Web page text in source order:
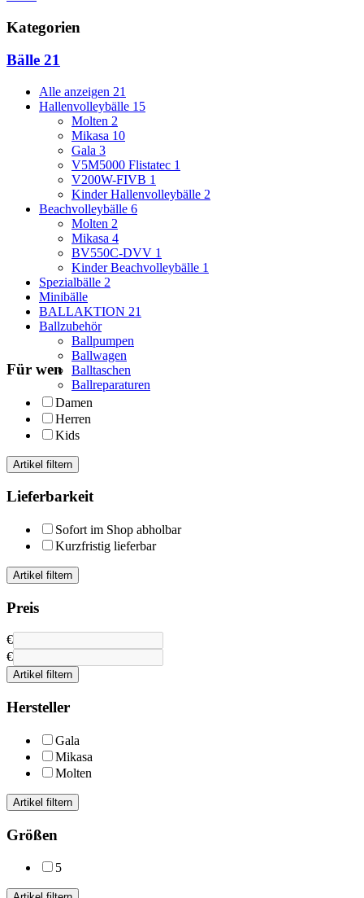
Kategorien
Bälle 21
Alle anzeigen 21
Hallenvolleybälle 15
Molten 2
Mikasa 10
Gala 3
V5M5000 Flistatec 1
V200W-FIVB 1
Kinder Hallenvolleybälle 2
Beachvolleybälle 6
Molten 2
Mikasa 4
BV550C-DVV 1
Kinder Beachvolleybälle 1
Spezialbälle 2
Minibälle
BALLAKTION 21
Ballzubehör
Ballpumpen
Ballwagen
Balltaschen
Ballreparaturen
Für wen
Damen
Herren
Kids
Artikel filtern
Lieferbarkeit
Sofort im Shop abholbar
Kurzfristig lieferbar
Artikel filtern
Preis
€
€
Artikel filtern
Hersteller
Gala
Mikasa
Molten
Artikel filtern
Größen
5